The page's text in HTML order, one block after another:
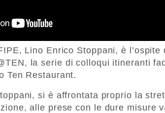
Lino Enrico Stoppani, è l’ospite
la serie di colloqui itineranti
Ten Restaurant.
si è affrontata proprio la
alle prese con le dure misure